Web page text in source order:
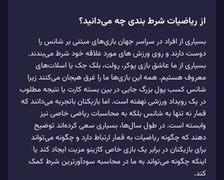
از ریاضیات شرط‌ بندی چه می‌دانید؟
بسیاری از افراد در سراسر جهان بازی‌های مبتنی بر شانس را
دوست دارند و روی ورزش‌ های مورد علاقه خود شرط می‌‌بندند.
بسیاری از ما عاشق بازی پوکر، رولت، بلک جک یا اسلات‌های
معروف هستیم. همه این بازی‌ها ما را غرق هیجان می‌کنند زیرا
شانس کسب پول بزرگ جایی در بین بسته کارت یا نتیجه مطلوب
در یک رویداد ورزشی نهفته است. اما بازیکنان باتجربه می‌‌دانند که
قمار نه تنها به شانس بلکه به محاسبات ریاضی خاصی نیز
وابسته است. در طول سال‌ها، بسیاری سعی کرده‌اند توضیح
دهند که چگونه ریاضیات به قمار ارتباط دارد و چگونه می‌‌تواند
برای بازیکنان در برابر یک بازی خاص کازینو مزیت ایجاد کند یا
این‎که چگونه می‌‌تواند به ما در محاسبه سودآورترین شرط کمک
کند.